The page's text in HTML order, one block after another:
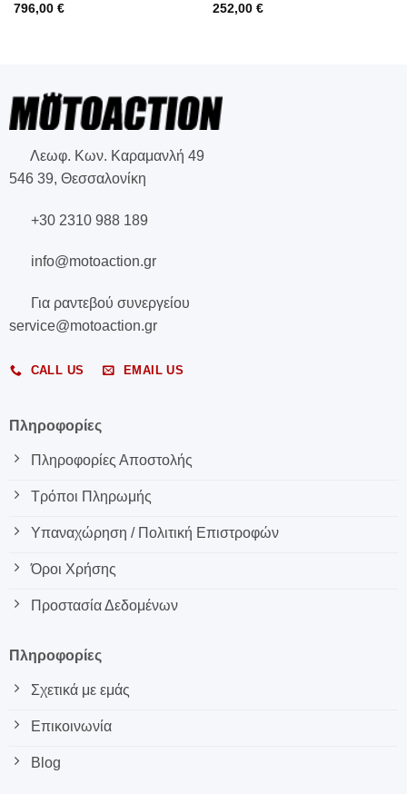
796,00 €
252,00 €
Λεωφ. Κων. Καραμανλή 49
546 39, Θεσσαλονίκη
+30 2310 988 189
info@motoaction.gr
Για ραντεβού συνεργείου
service@motoaction.gr
CALL US EMAIL US
Πληροφορίες
Πληροφορίες Αποστολής
Τρόποι Πληρωμής
Υπαναχώρηση / Πολιτική Επιστροφών
Όροι Χρήσης
Προστασία Δεδομένων
Πληροφορίες
Σχετικά με εμάς
Επικοινωνία
Blog